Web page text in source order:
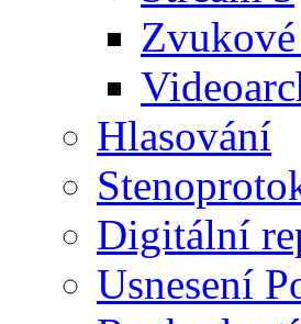
Hlasování
Digitální
Usnesení